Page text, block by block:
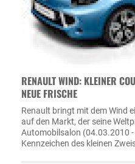
RENAULT WIND: KLEINER
NEUE FRISCHE
Renault bringt mit dem Wind
auf den Markt, der seine
Automobilsalon (04.03.2010
Kennzeichen des kleinen